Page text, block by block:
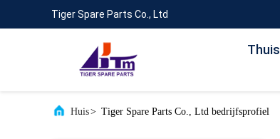
Tiger Spare Parts Co., Ltd
Thuis
Huis> Tiger Spare Parts Co., Ltd bedrijfsprofiel